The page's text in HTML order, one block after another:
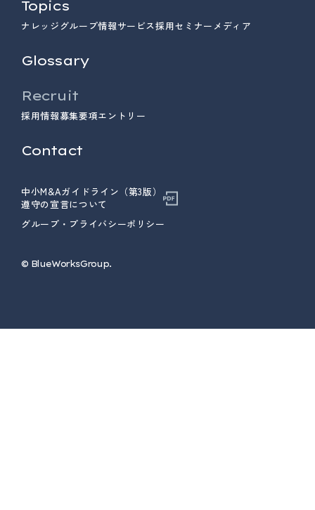
Topics
ナレッジ グループ情報サービス採用セミナー メディア
Glossary
Recruit
採用情報募集要項エントリー
Contact
中小M&Aガイドライン（第3版）
遵守の宣言について
グループ・プライバシーポリシー
© ︎BlueWorksGroup.